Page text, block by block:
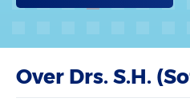
Over Drs. S.H.